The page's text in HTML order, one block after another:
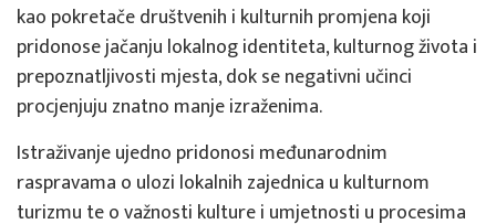
kao pokretače društvenih i kulturnih promjena koji
pridonose jačanju lokalnog identiteta, kulturnog života i
prepoznatljivosti mjesta, dok se negativni učinci
procjenjuju znatno manje izraženima.
Istraživanje ujedno pridonosi međunarodnim
raspravama o ulozi lokalnih zajednica u kulturnom
turizmu te o važnosti kulture i umjetnosti u procesima